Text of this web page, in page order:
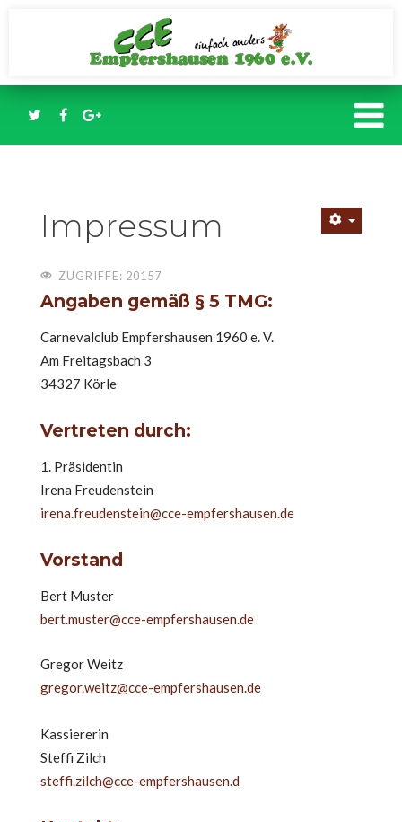
Impressum
ZUGRIFFE: 20157
Angaben gemäß § 5 TMG:
Carnevalclub Empfershausen 1960 e. V.
Am Freitagsbach 3
34327 Körle
Vertreten durch:
1. Präsidentin
Irena Freudenstein
irena.freudenstein@cce-empfershausen.de
Vorstand
Bert Muster
bert.muster@cce-empfershausen.de
Gregor Weitz
gregor.weitz@cce-empfershausen.de
Kassiererin
Steffi Zilch
steffi.zilch@cce-empfershausen.d